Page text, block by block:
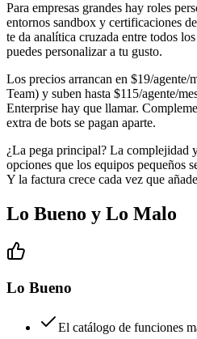
Para empresas grandes hay roles
entornos sandbox y certificaciones
te da analítica cruzada entre todos
puedes personalizar a tu gusto.
Los precios arrancan en $19/agente/
Team) y suben hasta $115/agente/
Enterprise hay que llamar.
extra de bots se pagan aparte.
¿La pega principal? La complejidad
opciones que los equipos pequeños
Y la factura crece cada vez que
Lo Bueno y Lo Malo
Lo Bueno
El catálogo de funciones